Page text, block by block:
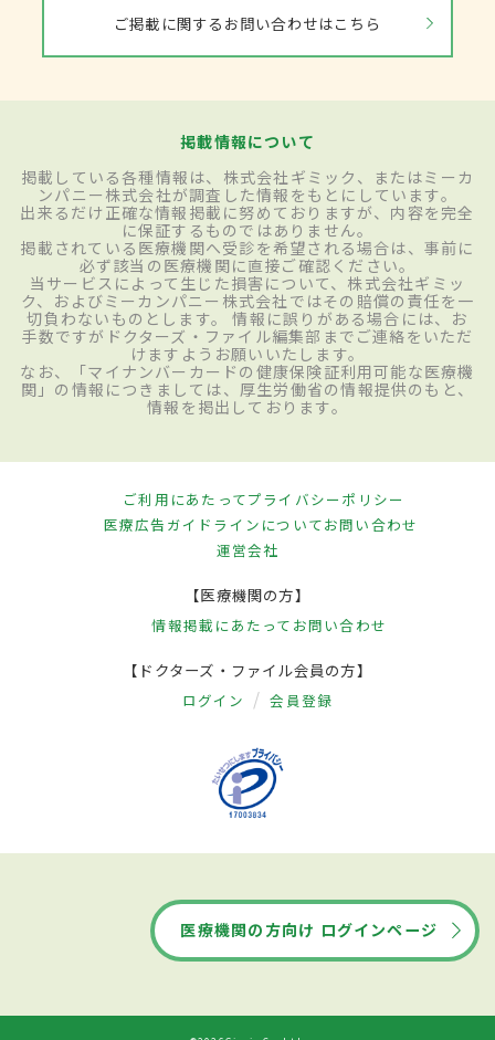
ご掲載に関するお問い合わせはこちら
掲載情報について
掲載している各種情報は、株式会社ギミック、またはミーカ
ンパニー株式会社が調査した情報をもとにしています。
出来るだけ正確な情報掲載に努めておりますが、内容を完全
に保証するものではありません。
掲載されている医療機関へ受診を希望される場合は、事前に
必ず該当の医療機関に直接ご確認ください。
当サービスによって生じた損害について、株式会社ギミッ
ク、およびミーカンパニー株式会社ではその賠償の責任を一
切負わないものとします。 情報に誤りがある場合には、お
手数ですがドクターズ・ファイル編集部までご連絡をいただ
けますようお願いいたします。
なお、「マイナンバーカードの健康保険証利用可能な医療機
関」の情報につきましては、厚生労働省の情報提供のもと、
情報を掲出しております。
ご利用にあたってプライバシーポリシー
医療広告ガイドラインについてお問い合わせ
運営会社
【医療機関の方】
情報掲載にあたって お問い合わせ
【ドクターズ・ファイル会員の方】
ログイン 会員登録
医療機関の方向け ログインページ